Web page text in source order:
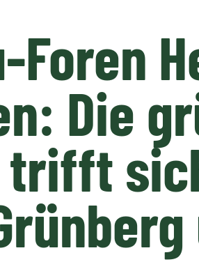
Foren
Die
trifft